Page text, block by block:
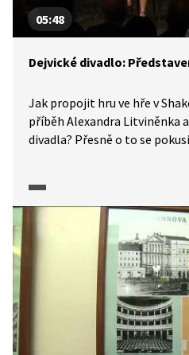
05:48
Dejvické divadlo:
Jak propojit hru ve hře v
příběh Alexandra Litviněnka
divadla? Přesně o to se
specifická.